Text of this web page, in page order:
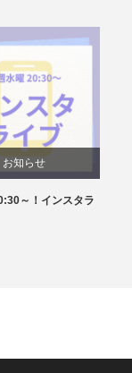
お知らせ
～！インスタラ